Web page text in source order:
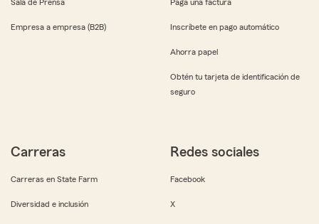
Sala de Prensa
Empresa a empresa (B2B)
Paga una factura
Inscríbete en pago automático
Ahorra papel
Obtén tu tarjeta de identificación de
seguro
Carreras
Carreras en State Farm
Diversidad e inclusión
Redes sociales
Facebook
X